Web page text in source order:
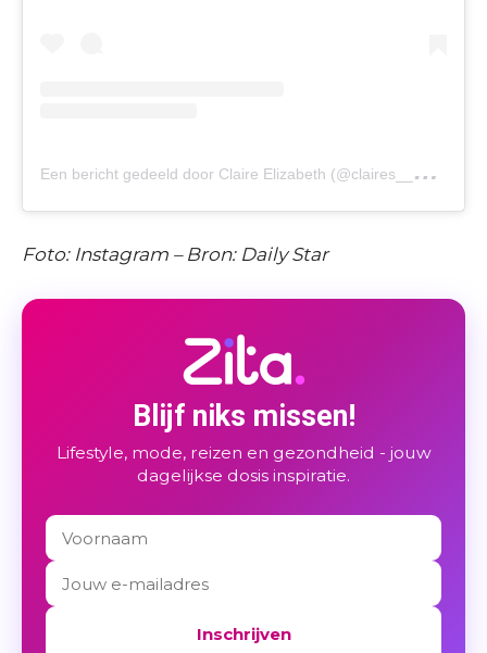
E
en bericht gedeeld door Claire Elizabeth (@claires__psoriasis)
Foto: Instagram – Bron: Daily Star
Blijf niks missen!
Lifestyle, mode, reizen en gezondheid - jouw
dagelijkse dosis inspiratie.
Inschrijven